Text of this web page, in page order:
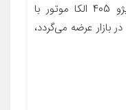
معرفی محصول پروانه فن خاری پژو 405 الکا موتور با
عرضه می‌گردد،